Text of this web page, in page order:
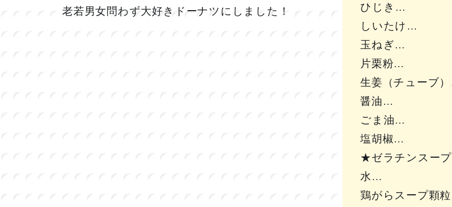
老若男女問わず大好きドーナツにしました！
ひじき
しいたけ
玉ねぎ
片栗粉
生姜（チューブ）
醤油
ごま油
塩胡椒
★ゼラチンスープ
水
鶏がらスープ顆粒